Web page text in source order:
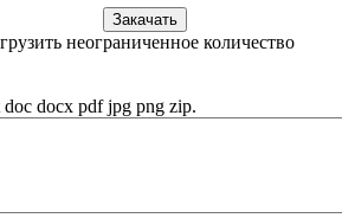
неограниченное количество
docx pdf jpg png zip.